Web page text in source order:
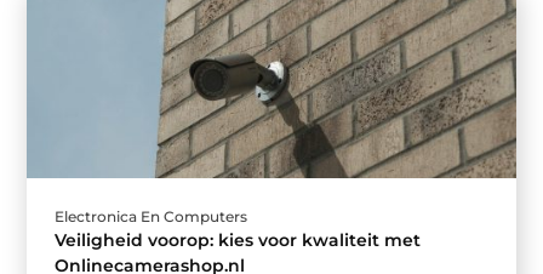
Electronica En Computers
Veiligheid voorop: kies voor kwaliteit met
Onlinecamerashop.nl